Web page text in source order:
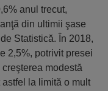
anul trecut,
din ultimii şase
Statistică. În 2018,
2,5%, potrivit presei
modestă
la limită o mult